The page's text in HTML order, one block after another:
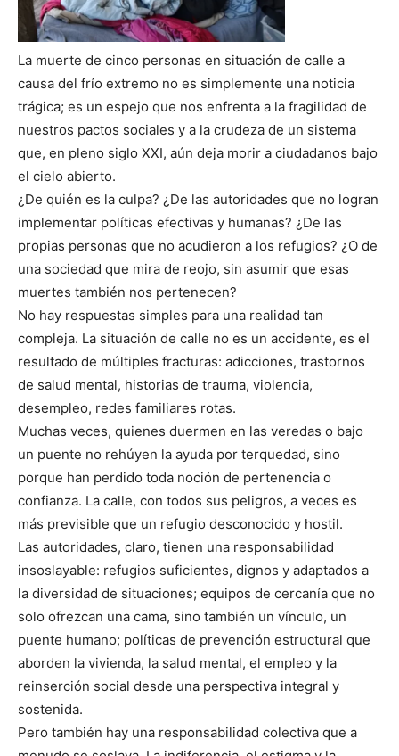
La muerte de cinco personas en situación de calle a
causa del frío extremo no es simplemente una noticia
trágica; es un espejo que nos enfrenta a la fragilidad de
nuestros pactos sociales y a la crudeza de un sistema
que, en pleno siglo XXI, aún deja morir a ciudadanos bajo
el cielo abierto.
¿De quién es la culpa? ¿De las autoridades que no logran
implementar políticas efectivas y humanas? ¿De las
propias personas que no acudieron a los refugios? ¿O de
una sociedad que mira de reojo, sin asumir que esas
muertes también nos pertenecen?
No hay respuestas simples para una realidad tan
compleja. La situación de calle no es un accidente, es el
resultado de múltiples fracturas: adicciones, trastornos
de salud mental, historias de trauma, violencia,
desempleo, redes familiares rotas.
Muchas veces, quienes duermen en las veredas o bajo
un puente no rehúyen la ayuda por terquedad, sino
porque han perdido toda noción de pertenencia o
confianza. La calle, con todos sus peligros, a veces es
más previsible que un refugio desconocido y hostil.
Las autoridades, claro, tienen una responsabilidad
insoslayable: refugios suficientes, dignos y adaptados a
la diversidad de situaciones; equipos de cercanía que no
solo ofrezcan una cama, sino también un vínculo, un
puente humano; políticas de prevención estructural que
aborden la vivienda, la salud mental, el empleo y la
reinserción social desde una perspectiva integral y
sostenida.
Pero también hay una responsabilidad colectiva que a